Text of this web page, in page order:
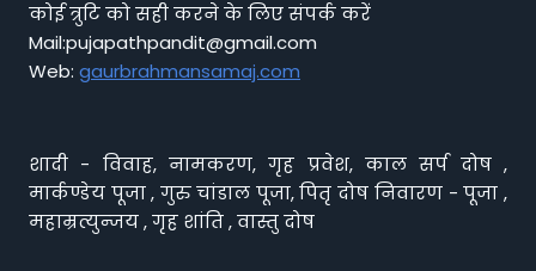
कोई त्रुटि को सही करने के लिए संपर्क करें
Mail:pujapathpandit@gmail.com
Web: gaurbrahmansamaj.com
शादी - विवाह, नामकरण, गृह प्रवेश, काल सर्प दोष ,
मार्कण्डेय पूजा , गुरु चांडाल पूजा, पितृ दोष निवारण - पूजा ,
महाम्रत्युन्जय , गृह शांति , वास्तु दोष